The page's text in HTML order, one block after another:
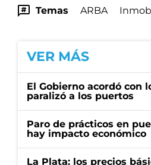
Temas ARBA
VER MÁS
El Gobierno acordó con
paralizó a los puertos
Paro de prácticos en
hay impacto económico
La Plata: los precios